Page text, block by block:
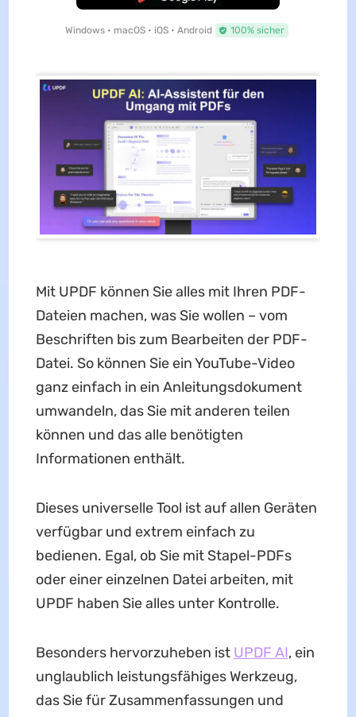
Windows • macOS • iOS • Android 100% sicher
Mit UPDF können Sie alles mit Ihren PDF-
Dateien machen, was Sie wollen – vom
Beschriften bis zum Bearbeiten der PDF-
Datei. So können Sie ein YouTube-Video
ganz einfach in ein Anleitungsdokument
umwandeln, das Sie mit anderen teilen
können und das alle benötigten
Informationen enthält.
Dieses universelle Tool ist auf allen Geräten
verfügbar und extrem einfach zu
bedienen. Egal, ob Sie mit Stapel-PDFs
oder einer einzelnen Datei arbeiten, mit
UPDF haben Sie alles unter Kontrolle.
Besonders hervorzuheben ist UPDF AI, ein
unglaublich leistungsfähiges Werkzeug,
das Sie für Zusammenfassungen und